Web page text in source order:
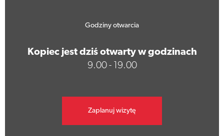
Godziny otwarcia
Kopiec jest dziś otwarty w godzinach
9.00 - 19.00
Zaplanuj wizytę